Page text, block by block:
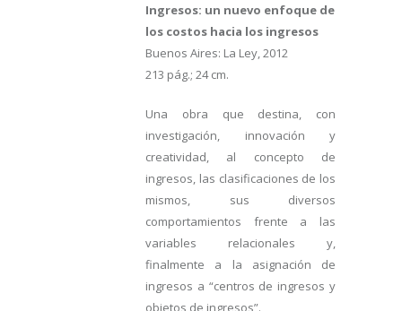
Ingresos: un nuevo enfoque de
los costos hacia los ingresos
Buenos Aires: La Ley, 2012
213 pág.; 24 cm.
Una obra que destina, con
investigación, innovación y
creatividad, al concepto de
ingresos, las clasificaciones de los
mismos, sus diversos
comportamientos frente a las
variables relacionales y,
finalmente a la asignación de
ingresos a “centros de ingresos y
objetos de ingresos”.